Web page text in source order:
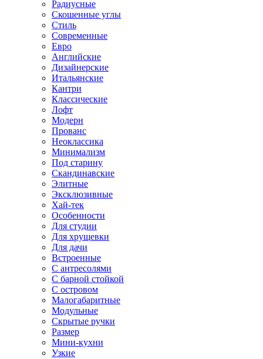
Радиусные
Скошенные углы
Стиль
Современные
Евро
Английские
Дизайнерские
Итальянские
Кантри
Классические
Лофт
Модерн
Прованс
Неоклассика
Минимализм
Под старину
Скандинавские
Элитные
Эксклюзивные
Хай-тек
Особенности
Для студии
Для хрущевки
Для дачи
Встроенные
С антресолями
С барной стойкой
С островом
Малогабаритные
Модульные
Скрытые ручки
Размер
Мини-кухни
Узкие